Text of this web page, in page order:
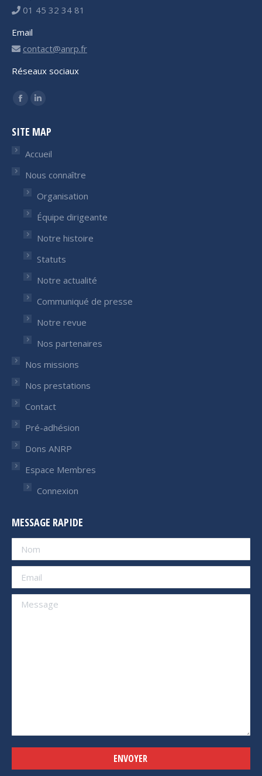
01 45 32 34 81
Email
contact@anrp.fr
Réseaux sociaux
Trouvez nous sur :
Facebook
opens
window
LinkedIn
opens
in
window
SITE MAP
Accueil
Nous connaître
Organisation
Équipe dirigeante
Notre histoire
Statuts
Notre actualité
Communiqué de presse
Notre revue
Nos partenaires
Nos missions
Nos prestations
Contact
Pré-adhésion
Dons ANRP
Espace Membres
Connexion
MESSAGE RAPIDE